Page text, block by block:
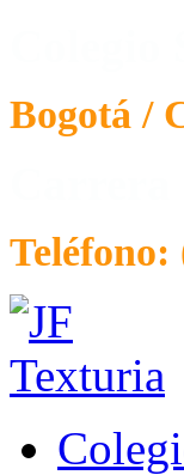
Bogotá /
Teléfono: